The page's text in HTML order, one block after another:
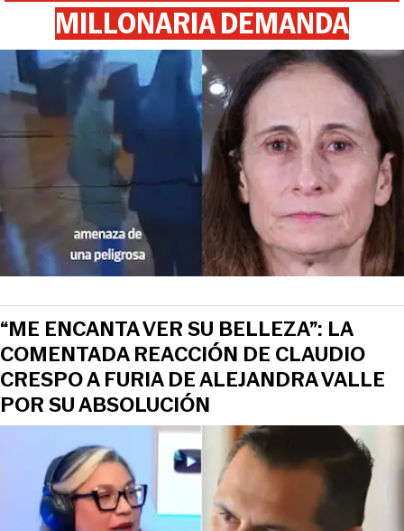
MILLONARIA DEMANDA
“ME ENCANTA VER SU BELLEZA”: LA
COMENTADA REACCIÓN DE CLAUDIO
CRESPO A FURIA DE ALEJANDRA VALLE
POR SU ABSOLUCIÓN